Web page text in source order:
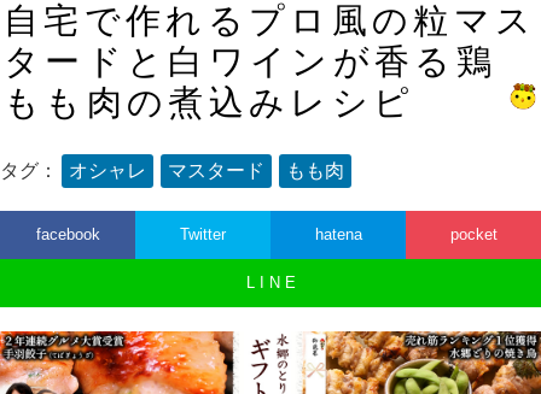
自宅で作れるプロ風の粒マス
タードと白ワインが香る鶏
もも肉の煮込みレシピ
タグ： オシャレ マスタード もも肉
facebook Twitter hatena pocket
L I N E